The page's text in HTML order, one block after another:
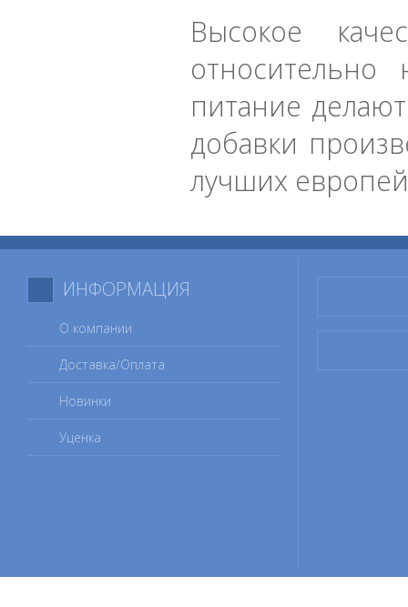
Высокое
питание
добавки
лучших
ИНФОРМАЦИЯ
О компании
Доставка/Оплата
Новинки
Уценка